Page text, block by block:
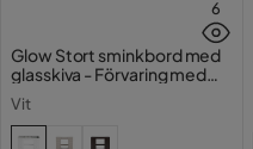
6
Glow Stort sminkbord med
glasskiva - Förvaring med
Vit